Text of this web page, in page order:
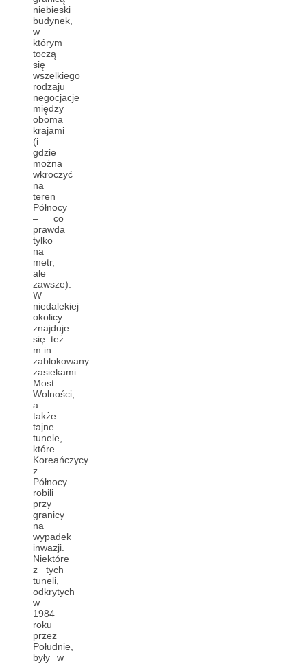
niebieski
budynek,
w
którym
toczą
się
wszelkiego
rodzaju
negocjacje
między
oboma
krajami
(i
gdzie
można
wkroczyć
na
teren
Północy
– co
prawda
tylko
na
metr,
ale
zawsze).
W
niedalekiej
okolicy
znajduje
się też
m.in.
zablokowany
zasiekami
Most
Wolności,
a
także
tajne
tunele,
które
Koreańczycy
z
Północy
robili
przy
granicy
na
wypadek
inwazji.
Niektóre
z tych
tuneli,
odkrytych
w
1984
roku
przez
Południe,
były w